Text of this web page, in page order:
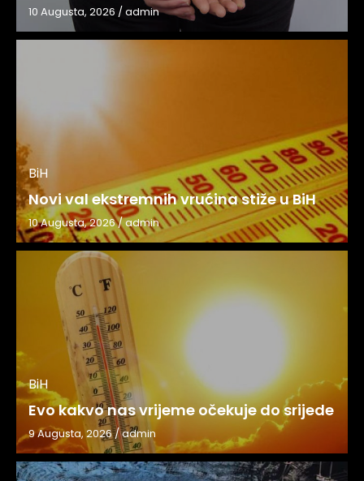
10 Augusta, 2026 / admin
BiH
Novi val ekstremnih vrućina stiže u BiH
10 Augusta, 2026/admin
BiH
Evo kakvo nas vrijeme očekuje do srijede
9 Augusta, 2026/admin